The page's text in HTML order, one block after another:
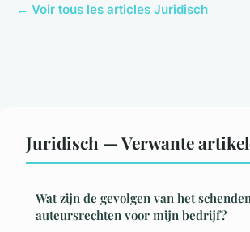
← Voir tous les articles Juridisch
Juridisch — Verwante
Wat zijn de gevolgen van het
auteursrechten voor mijn bedrijf?